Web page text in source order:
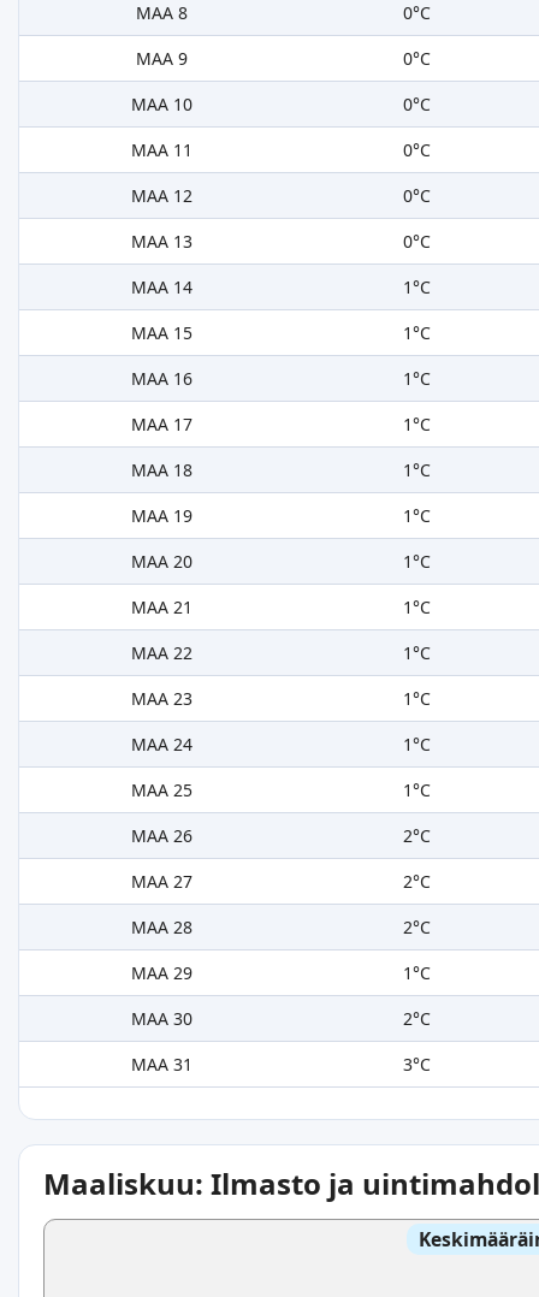
MAA 8
0°C
MAA 9
0°C
MAA 10
0°C
MAA 11
0°C
MAA 12
0°C
MAA 13
0°C
MAA 14
1°C
MAA 15
1°C
MAA 16
1°C
MAA 17
1°C
MAA 18
1°C
MAA 19
1°C
MAA 20
1°C
MAA 21
1°C
MAA 22
1°C
MAA 23
1°C
MAA 24
1°C
MAA 25
1°C
MAA 26
2°C
MAA 27
2°C
MAA 28
2°C
MAA 29
1°C
MAA 30
2°C
MAA 31
3°C
Maaliskuu: Ilmasto ja